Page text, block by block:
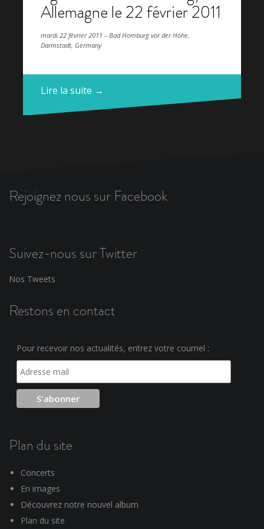
Allemagne le 22 février 2011
mardi 22 février 2011 – Bad Homburg vor der Höhe,
Darmstadt, Germany
Lire la suite →
Rejoignez nous sur Facebook
Suivez-nous sur Twitter
Nos Tweets
Restons en contact
Pour recevoir nos actualités, entrez votre courriel :
Plan du site
Concerts
En images
Découvrez notre nouvel album
Plan du site